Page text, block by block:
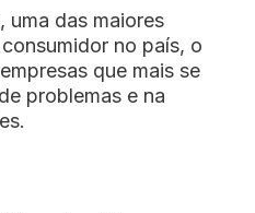
uma das maiores
no país, o
que mais se
problemas e na